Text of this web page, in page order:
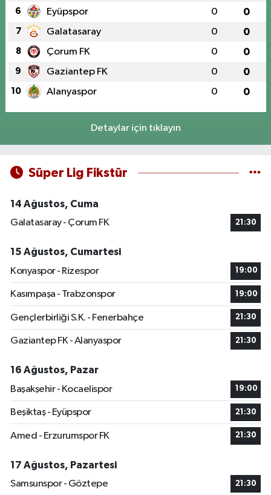
6 Eyüpspor 0 0
7 Galatasaray 0 0
8 Çorum FK 0 0
9 Gaziantep FK 0 0
10 Alanyaspor 0 0
Detaylar için tıklayın
Süper Lig Fikstür
14 Ağustos, Cuma
Galatasaray - Çorum FK
21:30
15 Ağustos, Cumartesi
Konyaspor - Rizespor
19:00
Kasımpaşa - Trabzonspor 19:00
Gençlerbirliği S.K. - Fenerbahçe 21:30
Gaziantep FK - Alanyaspor 21:30
16 Ağustos, Pazar
Başakşehir - Kocaelispor
19:00
Beşiktaş - Eyüpspor 21:30
Amed - Erzurumspor FK 21:30
17 Ağustos, Pazartesi
Samsunspor - Göztepe
21:30